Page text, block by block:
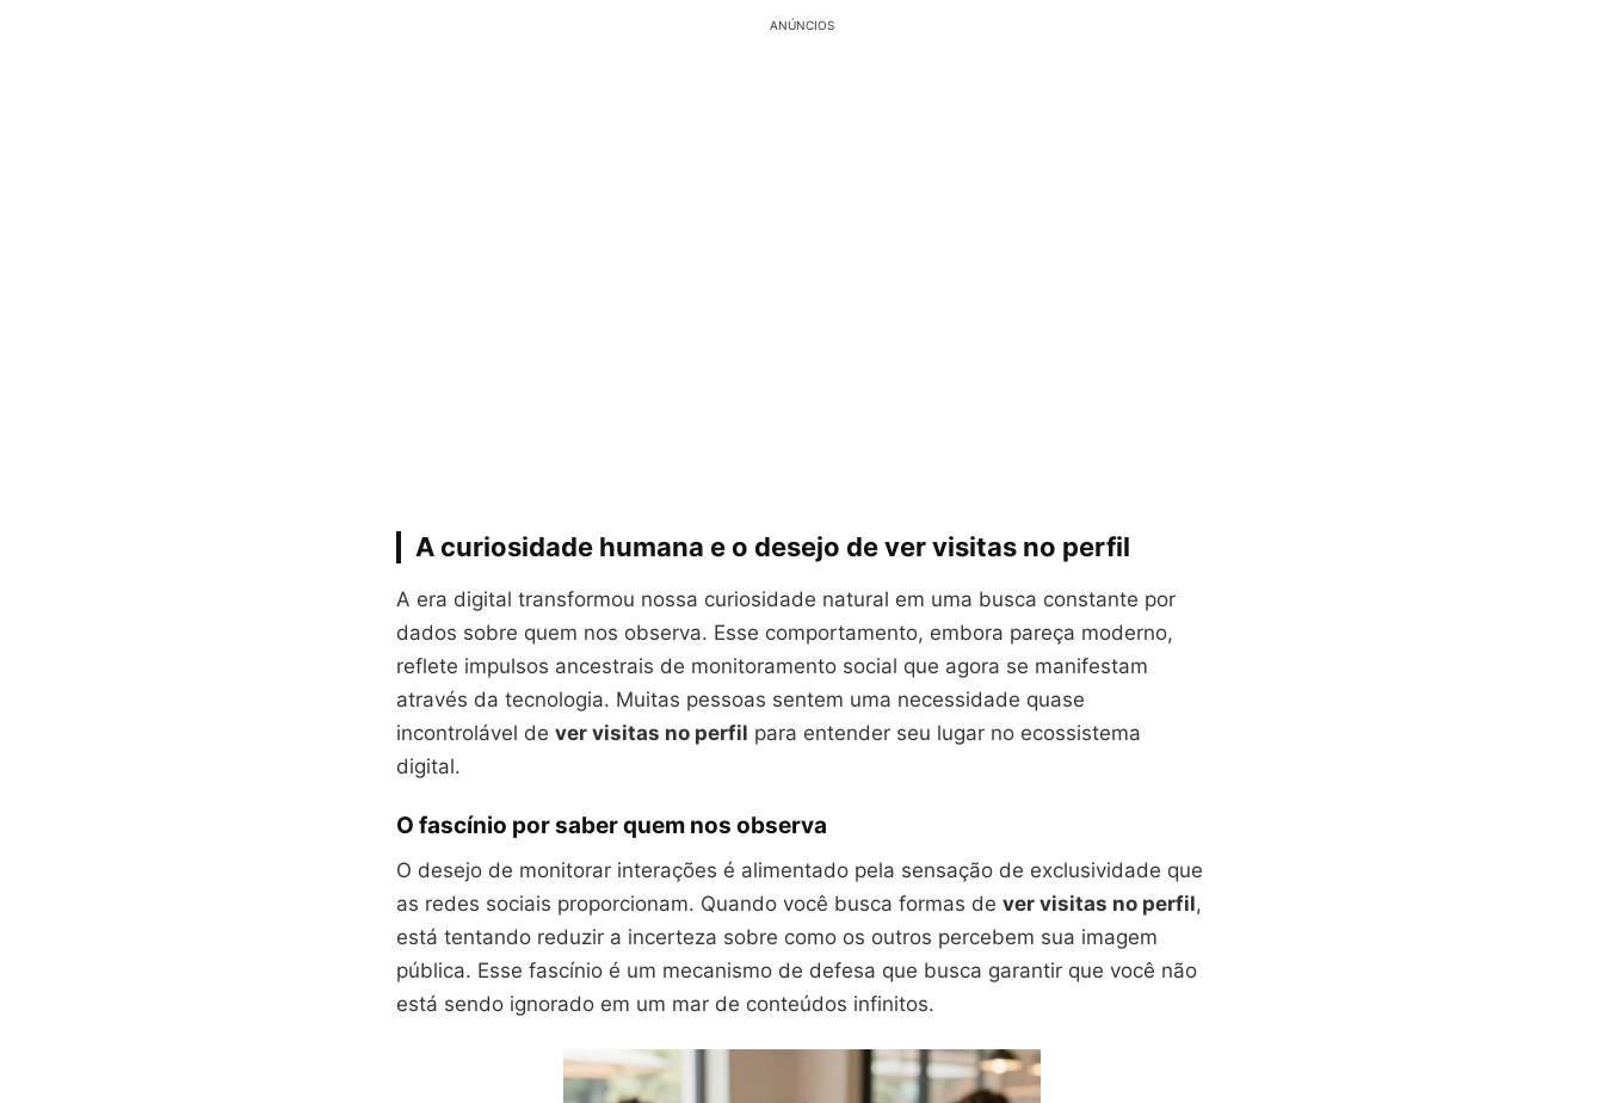
ANÚNCIOS
A curiosidade humana e o desejo de ver visitas no perfil
A era digital transformou nossa curiosidade natural em uma busca constante por
dados sobre quem nos observa. Esse comportamento, embora pareça moderno,
reflete impulsos ancestrais de monitoramento social que agora se manifestam
através da tecnologia. Muitas pessoas sentem uma necessidade quase
incontrolável de ver visitas no perfil para entender seu lugar no ecossistema
digital.
O fascínio por saber quem nos observa
O desejo de monitorar interações é alimentado pela sensação de exclusividade que
as redes sociais proporcionam. Quando você busca formas de ver visitas no perfil,
está tentando reduzir a incerteza sobre como os outros percebem sua imagem
pública. Esse fascínio é um mecanismo de defesa que busca garantir que você não
está sendo ignorado em um mar de conteúdos infinitos.